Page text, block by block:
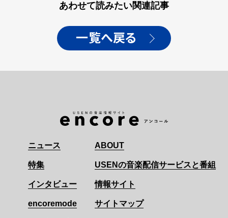
あわせて読みたい関連記事
一覧へ戻る
ニュース
特集
インタビュー
encoremode
ABOUT
USENの音楽配信サービスと番組
情報サイト
サイトマップ